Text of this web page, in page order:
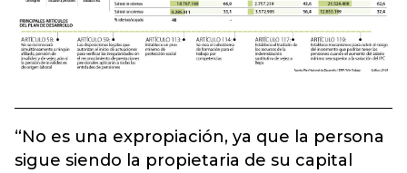
“No es una expropiación, ya que la persona
sigue siendo la propietaria de su capital